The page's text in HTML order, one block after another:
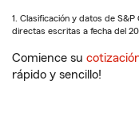
1. Clasificación y datos de
directas escritas a fecha del
Comience su
rápido y sencillo!